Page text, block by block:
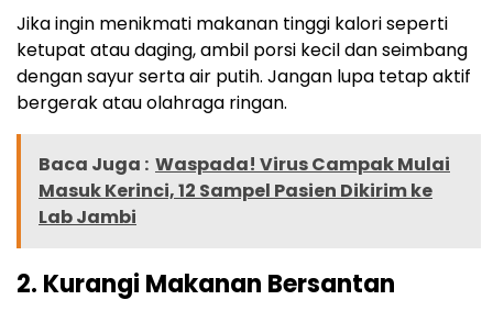
Jika ingin menikmati makanan tinggi kalori seperti
ketupat atau daging, ambil porsi kecil dan seimbang
dengan sayur serta air putih. Jangan lupa tetap aktif
bergerak atau olahraga ringan.
Baca Juga : Waspada! Virus Campak Mulai
Masuk Kerinci, 12 Sampel Pasien Dikirim ke
Lab Jambi
2. Kurangi Makanan Bersantan